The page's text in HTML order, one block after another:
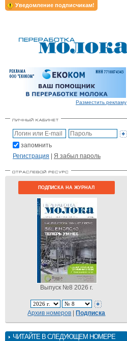
Уведомление подписчикам!
Разместить рекламу
запомнить
Регистрация | Я забыл пароль
ПОДПИСКА НА ЖУРНАЛ
Выпуск №8 2026 г.
Архив номеров |Подписка
ЧИТАЙТЕ В СЛЕДУЮЩЕМ НОМЕРЕ